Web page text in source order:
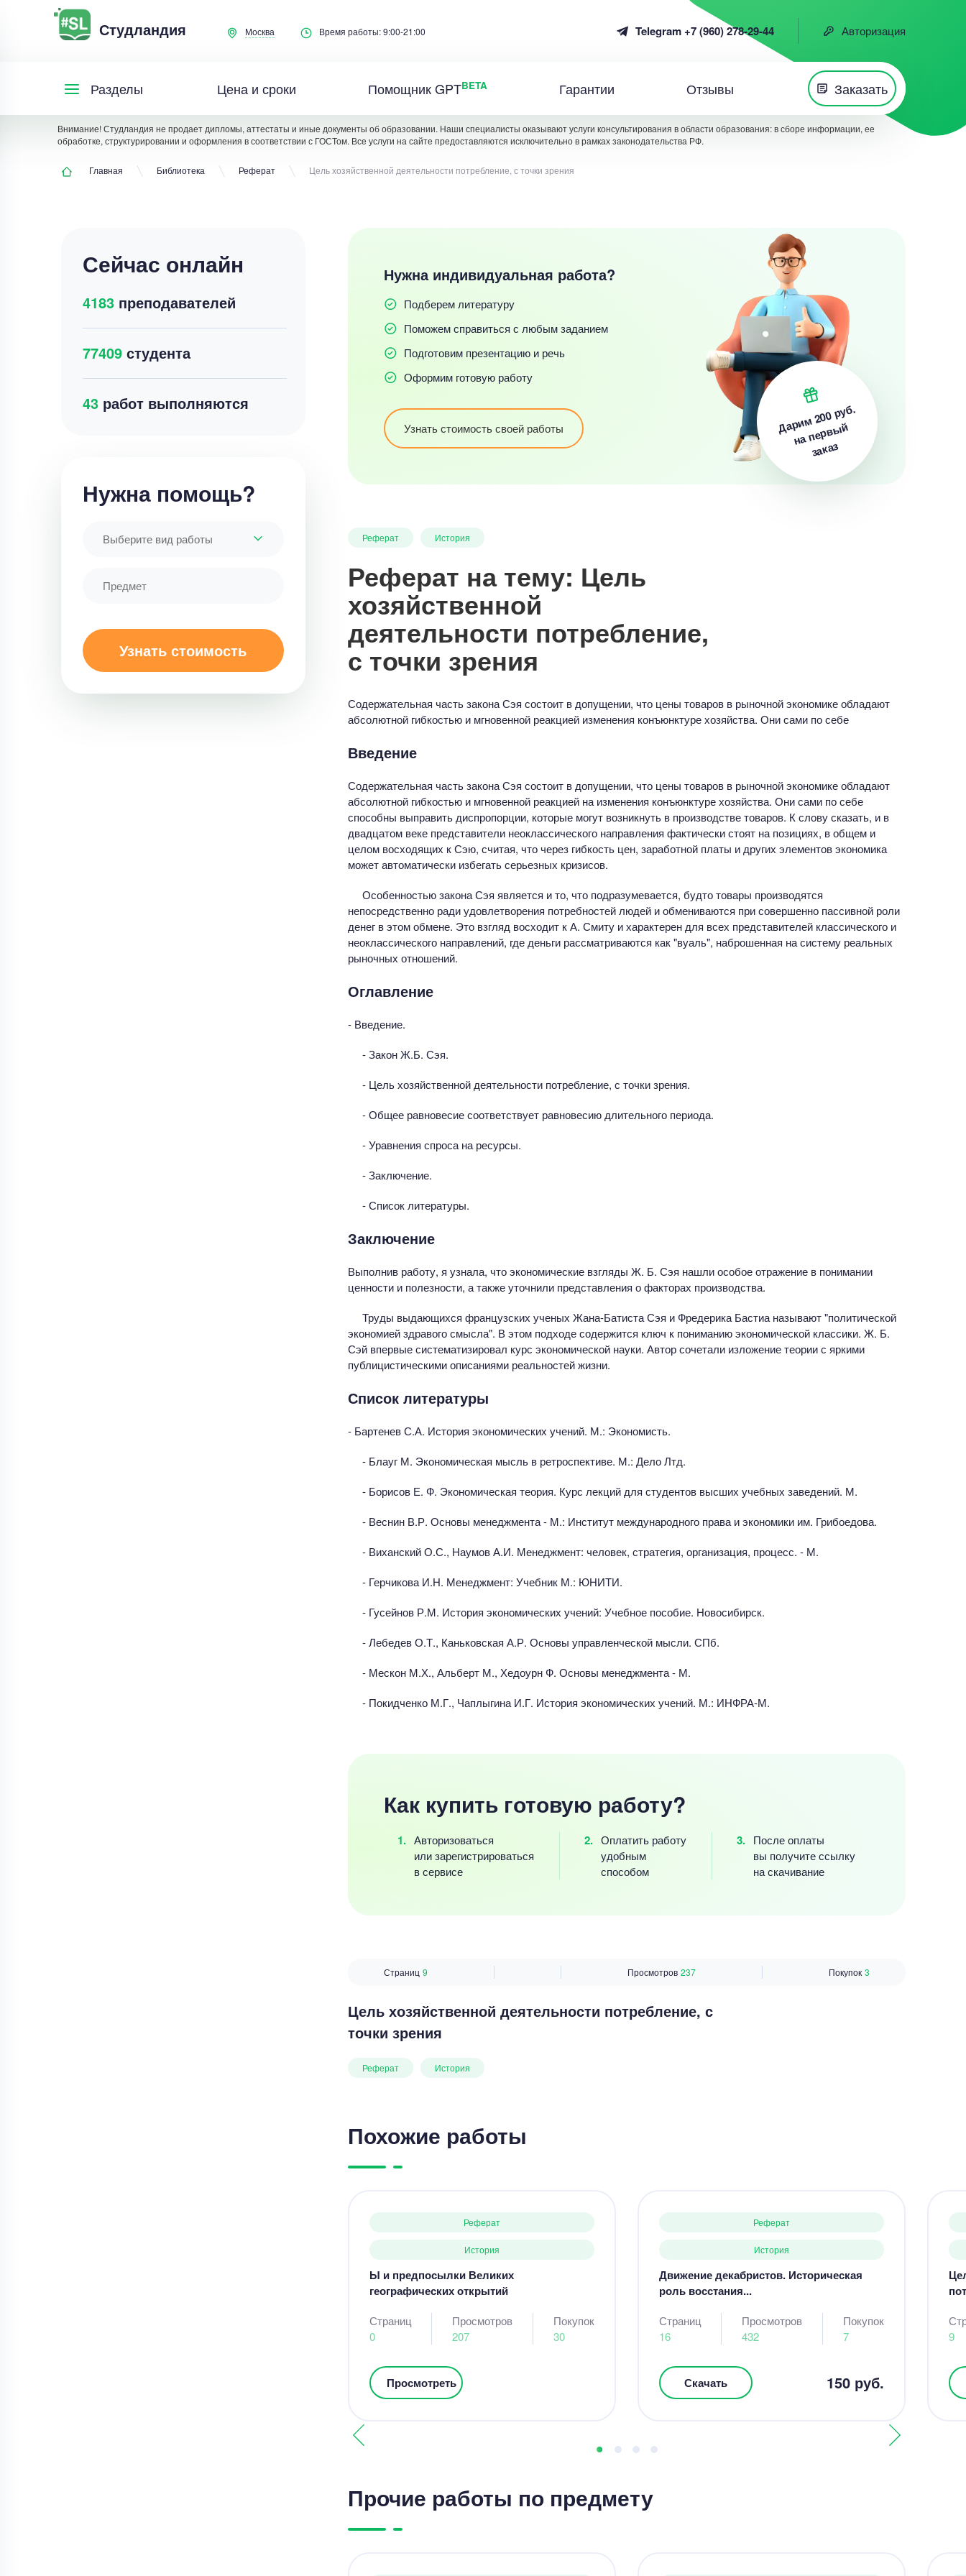
Студландия Москва Время работы: 9:00-21:00 Telegram +7 (960) 278-29-44 Авторизация
Разделы Цена и сроки Помощник GPTBETA Гарантии Отзывы Заказать
Внимание! Студландия не продает дипломы, аттестаты и иные документы об образовании. Наши специалисты оказывают услуги консультирования в области образования: в сборе информации, ее
обработке, структурировании и оформления в соответствии с ГОСТом. Все услуги на сайте предоставляются исключительно в рамках законодательства РФ.
Главная Библиотека Реферат Цель хозяйственной деятельности потребление, с точки зрения
Сейчас онлайн
4183преподавателей
77409студента
39работ выполняются
Нужна помощь?
Выберите вид работы
Узнать стоимость
Нужна индивидуальная работа?
Подберем литературу
Поможем справиться с любым заданием
Подготовим презентацию и речь
Оформим готовую работу
Узнать стоимость своей работы Дарим200 руб.
на первый
заказ
Реферат История
Реферат на тему: Цель
хозяйственной
деятельности потребление,
с точки зрения
Содержательная часть закона Сэя состоит в допущении, что цены товаров в рыночной экономике обладают
абсолютной гибкостью и мгновенной реакцией изменения конъюнктуре хозяйства. Они сами по себе
Введение
Содержательная часть закона Сэя состоит в допущении, что цены товаров в рыночной экономике обладают
абсолютной гибкостью и мгновенной реакцией на изменения конъюнктуре хозяйства. Они сами по себе
способны выправить диспропорции, которые могут возникнуть в производстве товаров. К слову сказать, и в
двадцатом веке представители неоклассического направления фактически стоят на позициях, в общем и
целом восходящих к Сэю, считая, что через гибкость цен, заработной платы и других элементов экономика
может автоматически избегать серьезных кризисов.
Особенностью закона Сэя является и то, что подразумевается, будто товары производятся
непосредственно ради удовлетворения потребностей людей и обмениваются при совершенно пассивной роли
денег в этом обмене. Это взгляд восходит к А. Смиту и характерен для всех представителей классического и
неоклассического направлений, где деньги рассматриваются как "вуаль", наброшенная на систему реальных
рыночных отношений.
Оглавление
- Введение.
- Закон Ж.Б. Сэя.
- Цель хозяйственной деятельности потребление, с точки зрения.
- Общее равновесие соответствует равновесию длительного периода.
- Уравнения спроса на ресурсы.
- Заключение.
- Список литературы.
Заключение
Выполнив работу, я узнала, что экономические взгляды Ж. Б. Сэя нашли особое отражение в понимании
ценности и полезности, а также уточнили представления о факторах производства.
Труды выдающихся французских ученых Жана-Батиста Сэя и Фредерика Бастиа называют "политической
экономией здравого смысла". В этом подходе содержится ключ к пониманию экономической классики. Ж. Б.
Сэй впервые систематизировал курс экономической науки. Автор сочетали изложение теории с яркими
публицистическими описаниями реальностей жизни.
Список литературы
- Бартенев С.А. История экономических учений. М.: Экономисть.
- Блауг М. Экономическая мысль в ретроспективе. М.: Дело Лтд.
- Борисов Е. Ф. Экономическая теория. Курс лекций для студентов высших учебных заведений. М.
- Веснин В.Р. Основы менеджмента - М.: Институт международного права и экономики им. Грибоедова.
- Виханский О.С., Наумов А.И. Менеджмент: человек, стратегия, организация, процесс. - М.
- Герчикова И.Н. Менеджмент: Учебник М.: ЮНИТИ.
- Гусейнов Р.М. История экономических учений: Учебное пособие. Новосибирск.
- Лебедев О.Т., Каньковская А.Р. Основы управленческой мысли. СПб.
- Мескон М.Х., Альберт М., Хедоурн Ф. Основы менеджмента - М.
- Покидченко М.Г., Чаплыгина И.Г. История экономических учений. М.: ИНФРА-М.
Как купить готовую работу?
Авторизоваться
или зарегистрироваться
в сервисе
Оплатить работу
удобным
способом
После оплаты
вы получите ссылку
на скачивание
Страниц 9 Просмотров 237 Покупок 3
Цель хозяйственной деятельности потребление, с
точки зрения
Реферат История
Похожие работы
Реферат
История
Ы и предпосылки Великих
географических открытий
Страниц
0
Просмотров
207
Покупок
30
Просмотреть
Реферат
История
Движение декабристов. Историческая
роль восстания...
Страниц
16
Просмотров
432
Покупок
7
Скачать 150 руб.
9
Прочие работы по предмету